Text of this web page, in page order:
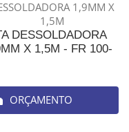
DESSOLDADORA
X 1,5M - FR 100-
ORÇAMENTO